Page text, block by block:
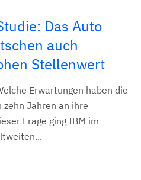
Das Auto
auch
Stellenwert
Erwartungen haben die
Jahren an ihre
Frage ging IBM im